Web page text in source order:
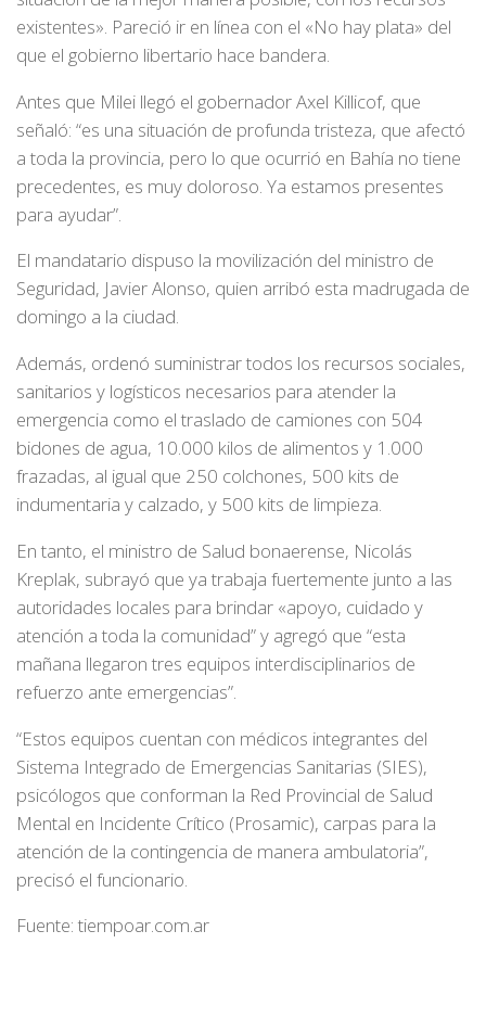
existentes». Pareció ir en línea con el «No hay plata» del
que el gobierno libertario hace bandera.
Antes que Milei llegó el gobernador Axel Killicof, que
señaló: “es una situación de profunda tristeza, que afectó
a toda la provincia, pero lo que ocurrió en Bahía no tiene
precedentes, es muy doloroso. Ya estamos presentes
para ayudar”.
El mandatario dispuso la movilización del ministro de
Seguridad, Javier Alonso, quien arribó esta madrugada de
domingo a la ciudad.
Además, ordenó suministrar todos los recursos sociales,
sanitarios y logísticos necesarios para atender la
emergencia como el traslado de camiones con 504
bidones de agua, 10.000 kilos de alimentos y 1.000
frazadas, al igual que 250 colchones, 500 kits de
indumentaria y calzado, y 500 kits de limpieza.
En tanto, el ministro de Salud bonaerense, Nicolás
Kreplak, subrayó que ya trabaja fuertemente junto a las
autoridades locales para brindar «apoyo, cuidado y
atención a toda la comunidad” y agregó que “esta
mañana llegaron tres equipos interdisciplinarios de
refuerzo ante emergencias”.
“Estos equipos cuentan con médicos integrantes del
Sistema Integrado de Emergencias Sanitarias (SIES),
psicólogos que conforman la Red Provincial de Salud
Mental en Incidente Crítico (Prosamic), carpas para la
atención de la contingencia de manera ambulatoria”,
precisó el funcionario.
Fuente: tiempoar.com.ar